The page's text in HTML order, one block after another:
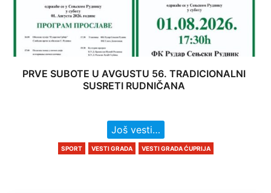
PRVE SUBOTE U AVGUSTU 56. TRADICIONALNI
SUSRETI RUDNIČANA
Još vesti…
SPORT VESTI GRADA VESTI GRADA ĆUPRIJA